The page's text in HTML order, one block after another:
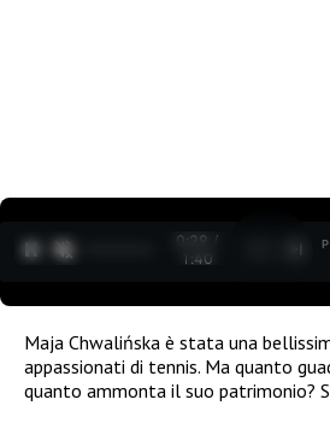
0:30 /
1:40
Maja Chwalińska è stata una
appassionati di tennis. Ma quanto
quanto ammonta il suo patrimonio?